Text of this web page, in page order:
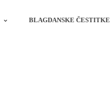
BLAGDANSKE ČESTITKE